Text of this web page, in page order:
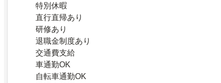
特別休暇
直行直帰あり
研修あり
退職金制度あり
交通費支給
車通勤OK
自転車通勤OK